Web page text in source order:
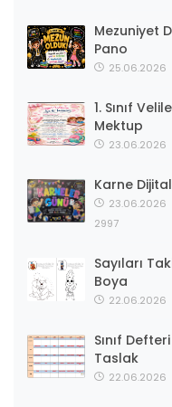
Mezuniyet
Pano
25.06.2026
1. Sınıf
Mektup
23.06.2026
Karne
23.06.2026
2997
Sayıları
Boya
22.06.2026
Sınıf
Taslak
22.06.2026